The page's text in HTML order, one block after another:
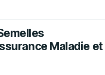
Maladie et